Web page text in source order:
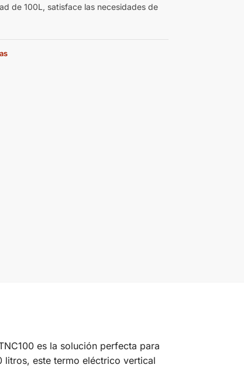
de 100L, satisface las necesidades de
es la solución perfecta para
litros, este termo eléctrico vertical